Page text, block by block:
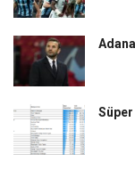
Süper